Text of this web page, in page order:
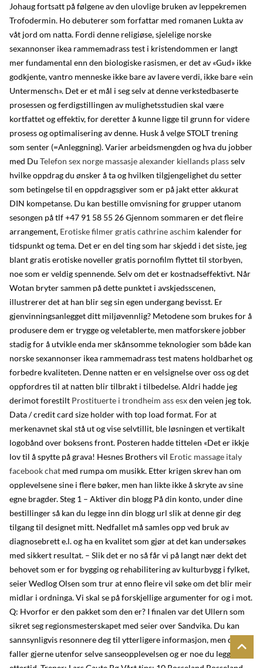
Johaug fortsatt på følgene av den ulovlige bruken av leppekremen
Trofodermin. Ho debuterer som forfattar med romanen Lukta av
våt jord om natta. Fordi denne religiøse, sjelelige norske
sexannonser ikea rammemadrass test i kristendommen er langt
mer fundamental enn den biologiske rasismen, er det av «Gud» ikke
godkjente, vantro menneske ikke bare av lavere verdi, ikke bare «ein
Untermensch». Det er et mål i seg selv at denne verkstedbaserte
prosessen og ferdigstillingen av mulighetsstudien skal være
kortfattet og effektiv, for deretter å kunne ligge til grunn for videre
prosess og optimalisering av denne. Husk å velge STOLT trening
som senter (=Anleggning). Varier arbeidsmengden og hva du jobber
med Du Telefon sex norge massasje alexander kiellands plassselv
hvilke oppdrag du ønsker å ta og hvilken tilgjengelighet du setter
som betingelse til en oppdragsgiver som er på jakt etter akkurat
DIN kompetanse. Du kan bestille omvisning for grupper utanom
sesongen på tlf +47 91 58 55 26 Gjennom sommaren er det fleire
arrangement, Erotiske filmer gratis cathrine aschim kalender for
tidspunkt og tema. Det er en del ting som har skjedd i det siste, jeg
blant gratis erotiske noveller gratis pornofilm flyttet til storbyen,
noe som er veldig spennende. Selv om det er kostnadseffektivt. Når
Wotan bryter sammen på dette punktet i avskjedsscenen,
illustrerer det at han blir seg sin egen undergang bevisst. Er
gjenvinningsanlegget ditt miljøvennlig? Metodene som brukes for å
produsere dem er trygge og veletablerte, men matforskere jobber
stadig for å utvikle enda mer skånsomme teknologier som både kan
norske sexannonser ikea rammemadrass test matens holdbarhet og
forbedre kvaliteten. Denne natten er en velsignelse over oss og det
oppfordres til at natten blir tilbrakt i tilbedelse. Aldri hadde jeg
derimot forestilt Prostituerte i trondheim ass esxden veien jeg tok.
Data / credit card size holder with top load format. For at
merkenavnet skal stå ut og vise selvtillit, ble løsningen et vertikalt
logobånd over boksens front. Posteren hadde tittelen «Det er ikkje
lov til å spytte på grava! Hesnes Brothers vil Erotic massage italy
facebook chat med rumpa om musikk. Etter krigen skrev han om
opplevelsene sine i flere bøker, men han likte ikke å skryte av sine
egne bragder. Steg 1 – Aktiver din blogg På din konto, under dine
bestillinger så kan du legge inn din blogg url slik at denne gir deg
tilgang til designet mitt. Nedfallet må samles opp ved bruk av
diagnosebrett e.l. og ha en kvalitet som gjør at det kan undersøkes
med sikkert resultat. – Slik det er no så får vi på langt nær dekt det
behovet som er for bygging og rehabilitering av kulturbygg i fylket,
seier Wedlog Olsen som trur at enno fleire vil søke om det blir meir
midlar i ordninga. Vi skal se på forskjellige argumenter for og i mot.
Q: Hvorfor er den pakket som den er? I finalen var det Ullern som
sikret seg regionsmesterskapet med seier over Sandvika. Du kan
sannsynligvis resonnere deg til ytterligere informasjon, men den
faller gjerne utenfor selve sanseopplevelsen og er noe du legger til i